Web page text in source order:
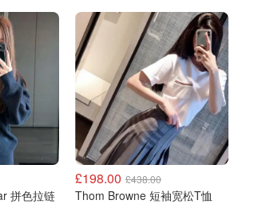
£198.00 £438.00
Thom Browne 短袖宽松T恤